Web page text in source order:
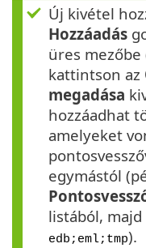
Új kivétel
Hozzáadás
üres
kattintson az
megadása
hozzáadhat
amelyeket
egymástól
listából,
edb;eml;tmp).